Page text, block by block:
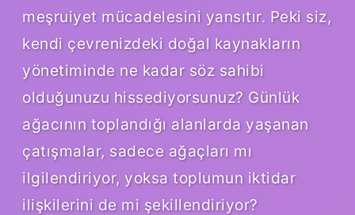
meşruiyet mücadelesini yansıtır. Peki siz,
kendi çevrenizdeki doğal kaynakların
yönetiminde ne kadar söz sahibi
olduğunuzu hissediyorsunuz? Günlük
ağacının toplandığı alanlarda yaşanan
çatışmalar, sadece ağaçları mı
ilgilendiriyor, yoksa toplumun iktidar
ilişkilerini de mi şekillendiriyor?